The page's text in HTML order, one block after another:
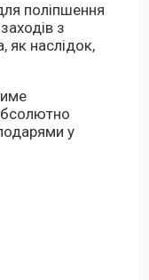
поліпшення
з
як наслідок,
у